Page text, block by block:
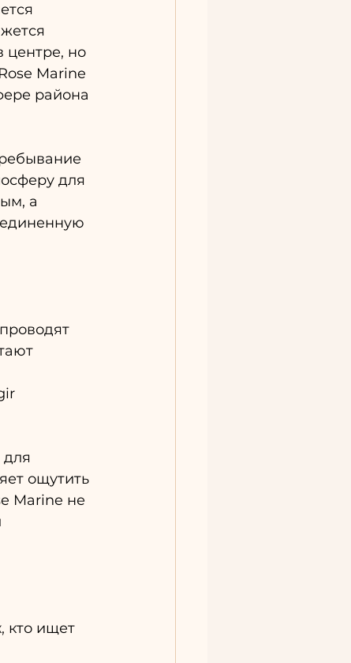
центре, но
Marine
района
для
а
для
ощутить
Marine не
кто ищет